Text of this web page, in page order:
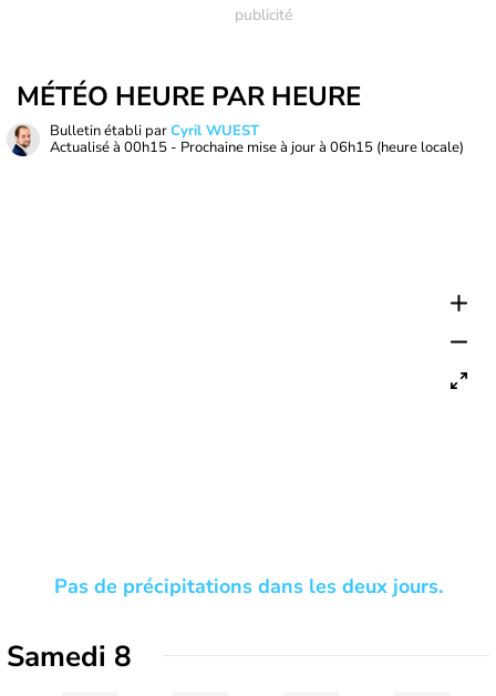
MÉTÉO HEURE PAR HEURE
Bulletin établi parCyril WUEST
Actualisé à 00h15 - Prochaine mise à jour à 06h15 (heure locale)
Pas de précipitations dans les deux jours.
Samedi 8